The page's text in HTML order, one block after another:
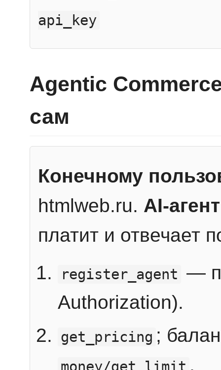
api_key
Agentic
сам
Конечному
htmlweb.ru. AI-агент
платит и отвечает
register_agent —
Authorization).
get_pricing ;
.